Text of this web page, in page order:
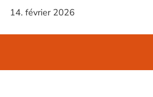
14. février 2026